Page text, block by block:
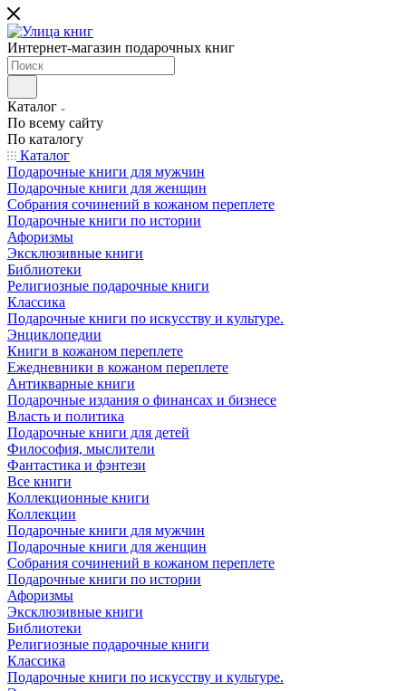
Интернет-магазин подарочных книг
Каталог
По всему сайту
По каталогу
Каталог
Подарочные книги для мужчин
Подарочные книги для женщин
Собрания сочинений в кожаном переплете
Подарочные книги по истории
Афоризмы
Эксклюзивные книги
Библиотеки
Религиозные подарочные книги
Классика
Подарочные книги по искусству и культуре.
Энциклопедии
Книги в кожаном переплете
Ежедневники в кожаном переплете
Антикварные книги
Подарочные издания о финансах и бизнесе
Власть и политика
Подарочные книги для детей
Философия, мыслители
Фантастика и фэнтези
Все книги
Коллекционные книги
Коллекции
Подарочные книги для мужчин
Подарочные книги для женщин
Собрания сочинений в кожаном переплете
Подарочные книги по истории
Афоризмы
Эксклюзивные книги
Библиотеки
Религиозные подарочные книги
Классика
Подарочные книги по искусству и культуре.